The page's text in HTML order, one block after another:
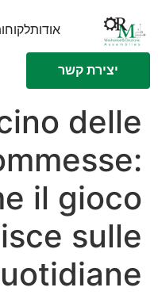
אודות
יצירת קשר
delle
il gioco
sulle